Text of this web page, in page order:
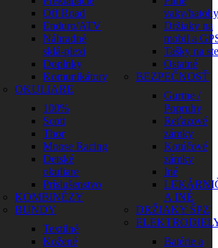
Off Road
Enduro/ATV
Náhradné
sklá-plexi
Doplnky
Komunikátory
OKULIARE
100%
Scott
Thor
Moose Racing
Detské
okuliare
Príslušenstvo
KOMBINÉZY
BUNDY
Textilné
Kožené
vaky/batohy
Držiaky na
mobil a
Tašky na
Ostatné
BEZPEČNOSŤ
Gurtne /
Popruhy
Reťazové
zámky
Kotúčové
zámky
Iné
A INÉ
DRŽIAKY ŠPZ
Batérie a